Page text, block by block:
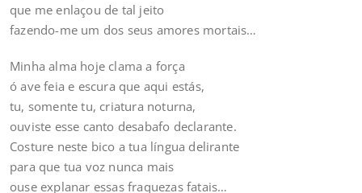
que me enlaçou de tal jeito
fazendo-me um dos seus amores mortais…
Minha alma hoje clama a força
ó ave feia e escura que aqui estás,
tu, somente tu, criatura noturna,
ouviste esse canto desabafo declarante.
Costure neste bico a tua língua delirante
para que tua voz nunca mais
ouse explanar essas fraquezas fatais…